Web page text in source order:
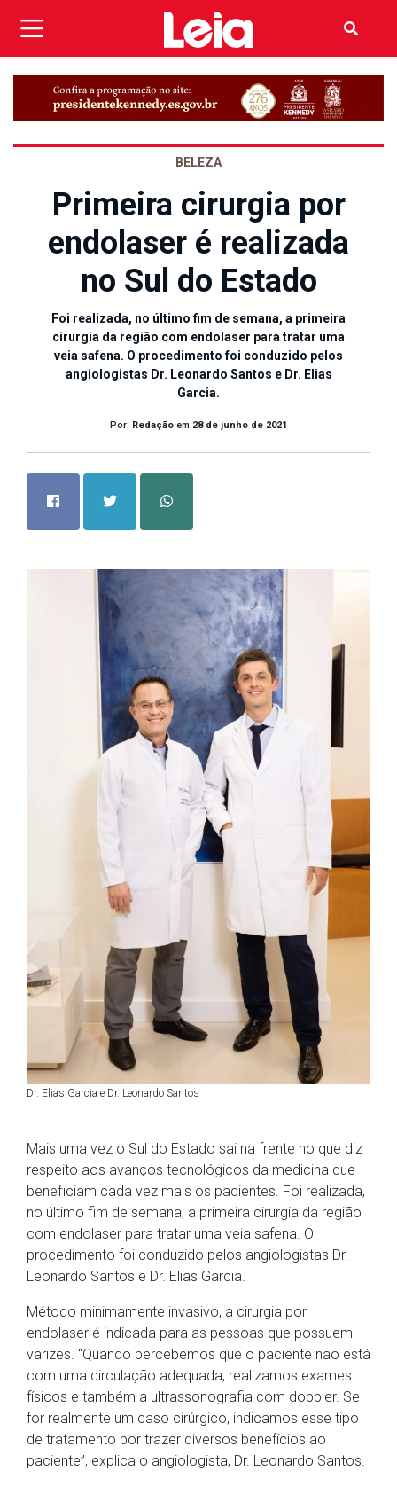
BELEZA
Primeira cirurgia por
endolaser é realizada
no Sul do Estado
Foi realizada, no último fim de semana, a primeira
cirurgia da região com endolaser para tratar uma
veia safena. O procedimento foi conduzido pelos
angiologistas Dr. Leonardo Santos e Dr. Elias
Garcia.
Por: Redação em 28 de junho de 2021
Dr. Elias Garcia e Dr. Leonardo Santos
Mais uma vez o Sul do Estado sai na frente no que diz
respeito aos avanços tecnológicos da medicina que
beneficiam cada vez mais os pacientes. Foi realizada,
no último fim de semana, a primeira cirurgia da região
com endolaser para tratar uma veia safena. O
procedimento foi conduzido pelos angiologistas Dr.
Leonardo Santos e Dr. Elias Garcia.
Método minimamente invasivo, a cirurgia por
endolaser é indicada para as pessoas que possuem
varizes. “Quando percebemos que o paciente não está
com uma circulação adequada, realizamos exames
físicos e também a ultrassonografia com doppler. Se
for realmente um caso cirúrgico, indicamos esse tipo
de tratamento por trazer diversos benefícios ao
paciente”, explica o angiologista, Dr. Leonardo Santos.